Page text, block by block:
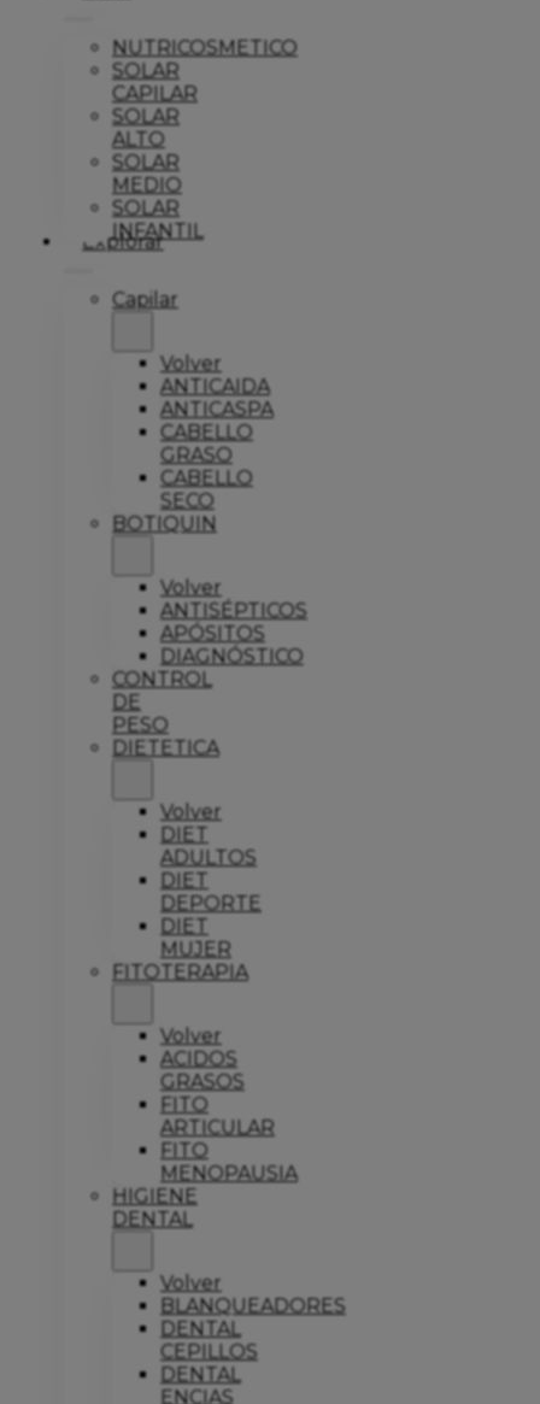
NUTRICOSMETICO
SOLAR
CAPILAR
SOLAR
ALTO
SOLAR
MEDIO
SOLAR
INFANTIL
Explorar
Capilar
Volver
ANTICAIDA
ANTICASPA
CABELLO
GRASO
CABELLO
SECO
BOTIQUIN
Volver
ANTISÉPTICOS
APÓSITOS
DIAGNÓSTICO
CONTROL
DE
PESO
DIETETICA
Volver
DIET
ADULTOS
DIET
DEPORTE
DIET
MUJER
FITOTERAPIA
Volver
ACIDOS
GRASOS
FITO
ARTICULAR
FITO
MENOPAUSIA
HIGIENE
DENTAL
Volver
BLANQUEADORES
DENTAL
CEPILLOS
DENTAL
ENCIAS